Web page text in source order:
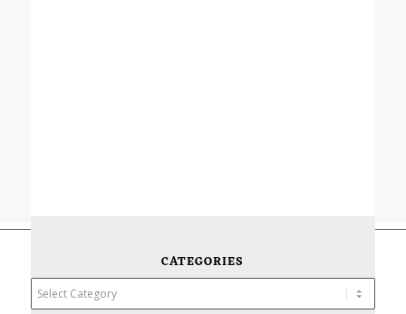
CATEGORIES
Categories